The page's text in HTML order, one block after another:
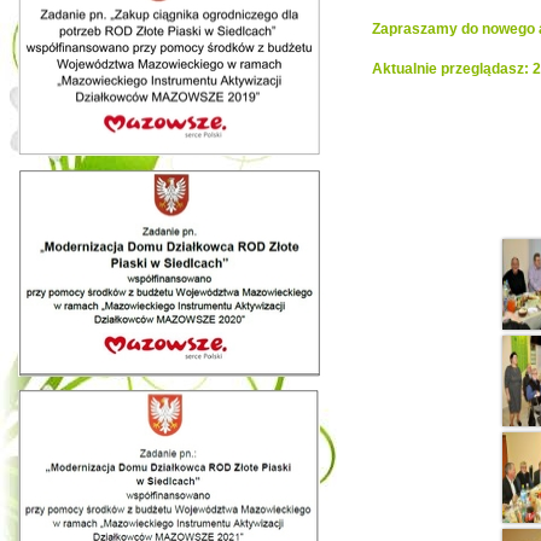
Zapraszamy do nowego
Aktualnie przeglądasz: